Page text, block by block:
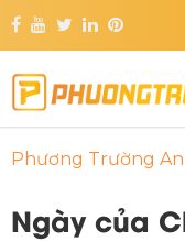
Phương Trường An
Ngày của